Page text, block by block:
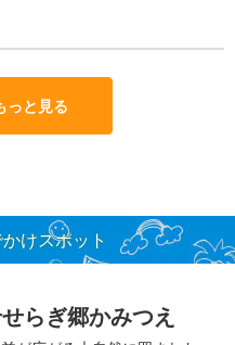
っと見る
けスポット
らぎ郷かみつえ